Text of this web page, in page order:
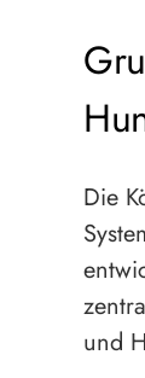
Die
und